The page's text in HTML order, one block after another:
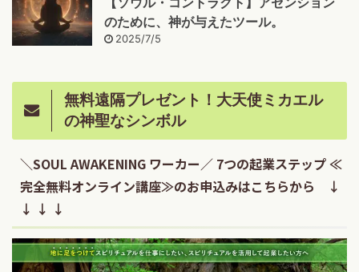
のために、神が与えたツール。
2025/7/5
無料遠隔プレゼント！大天使ミカエル
の神聖なシンボル
＼SOUL AWAKENING ワーカー／ 7つの起業ステップ ≪
完全無料オンライン講座≫のお申込みはこちらから ↓
↓ ↓ ↓